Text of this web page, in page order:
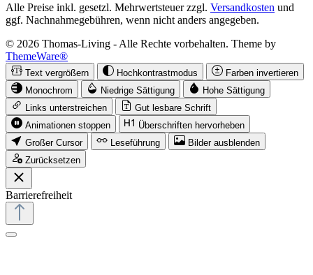
Alle Preise inkl. gesetzl. Mehrwertsteuer zzgl. Versandkosten und
ggf. Nachnahmegebühren, wenn nicht anders angegeben.
© 2026 Thomas-Living - Alle Rechte vorbehalten. Theme by
ThemeWare®
Text vergrößern Hochkontrastmodus
Farben invertieren
Monochrom
Niedrige Sättigung
Hohe Sättigung
Links unterstreichen
Gut lesbare Schrift
Animationen stoppen
Überschriften hervorheben
Großer Cursor
Leseführung
Bilder ausblenden
Zurücksetzen
Barrierefreiheit